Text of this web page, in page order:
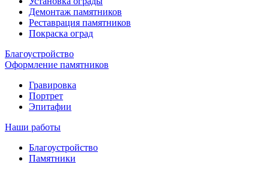
Демонтаж памятников
Реставрация памятников
Покраска оград
Благоустройство
Оформление памятников
Гравировка
Портрет
Эпитафии
Наши работы
Благоустройство
Памятники